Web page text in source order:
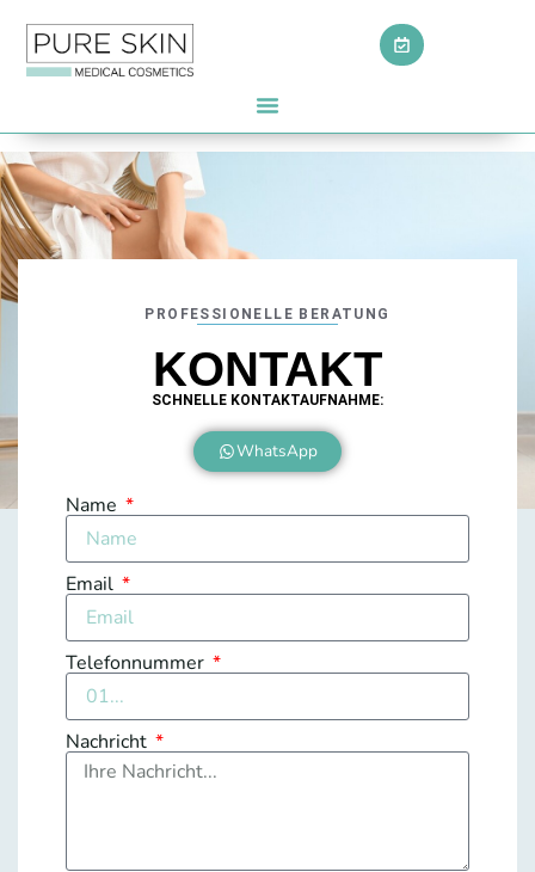
PROFESSIONELLE BERATUNG
KONTAKT
SCHNELLE KONTAKTAUFNAHME:
WhatsApp
Name
Email
Telefonnummer
Nachricht